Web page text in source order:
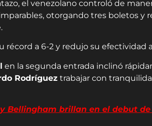
el venezolano controló de
otorgando tres boletos y
récord a 6-2 y redujo su efectividad
en la segunda entrada inclinó
Rodríguez trabajar con
y Bellingham brillan en el debut